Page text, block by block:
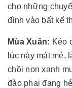
cho những
đình vào bất kể
Mùa Xuân: Kéo
lúc này mát mẻ,
chồi non xanh
đào phai đang